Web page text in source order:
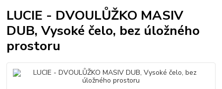
LUCIE - DVOULŮŽKO MASIV
DUB, Vysoké čelo, bez úložného
prostoru